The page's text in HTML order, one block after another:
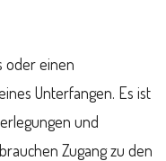
oder einen
Unterfangen. Es ist
und
Zugang zu den